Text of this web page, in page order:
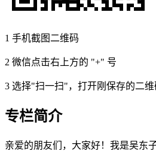
1 手机截图二维码
2 微信点击右上方的 "+" 号
3 选择"扫一扫"，打开刚保存的二维
专栏简介
亲爱的朋友们，大家好！我是吴东